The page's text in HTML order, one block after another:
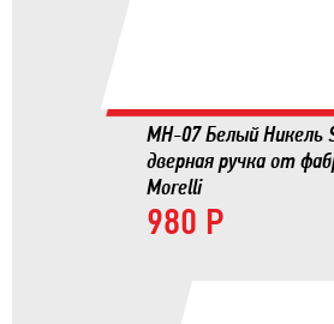
MH-07 Белый Никель
дверная ручка от
Morelli
980 Р